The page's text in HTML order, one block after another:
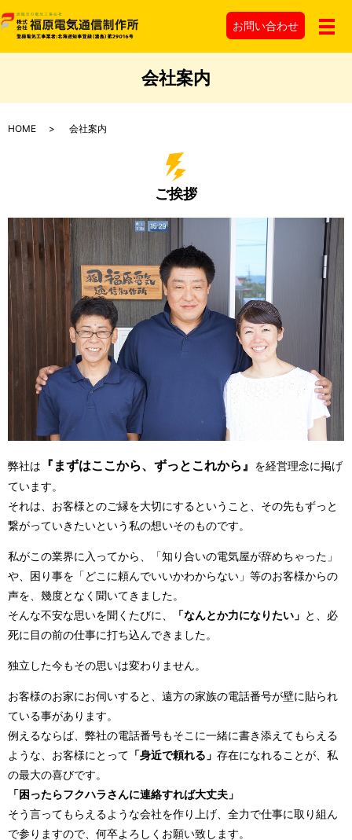
メ
お問い合わせ
会社案内
HOME 会社案内
ご挨拶
弊社は 『まずはここから、ずっとこれから』 を経営理念に掲げ
ています。
それは、お客様とのご縁を大切にするということ、その先もずっと
繋がっていきたいという私の想いそのものです。
私がこの業界に入ってから、「知り合いの電気屋が辞めちゃった」
や、困り事を「どこに頼んでいいかわからない」等のお客様からの
声を、幾度となく聞いてきました。
そんな不安な思いを聞くたびに、
「なんとか力になりたい」 と、必
死に目の前の仕事に打ち込んできました。
独立した今もその思いは変わりません。
お客様のお家にお伺いすると、遠方の家族の電話番号が壁に貼られ
ている事があります。
例えるならば、弊社の電話番号もそこに一緒に書き添えてもらえる
ような、お客様にとって 「身近で頼れる」 存在になれることが、私
の最大の喜びです。
「困ったらフクハラさんに連絡すれば大丈夫」
そう言ってもらえるような会社を作り上げ、全力で仕事に取り組ん
で参りますので、何卒よろしくお願い致します。